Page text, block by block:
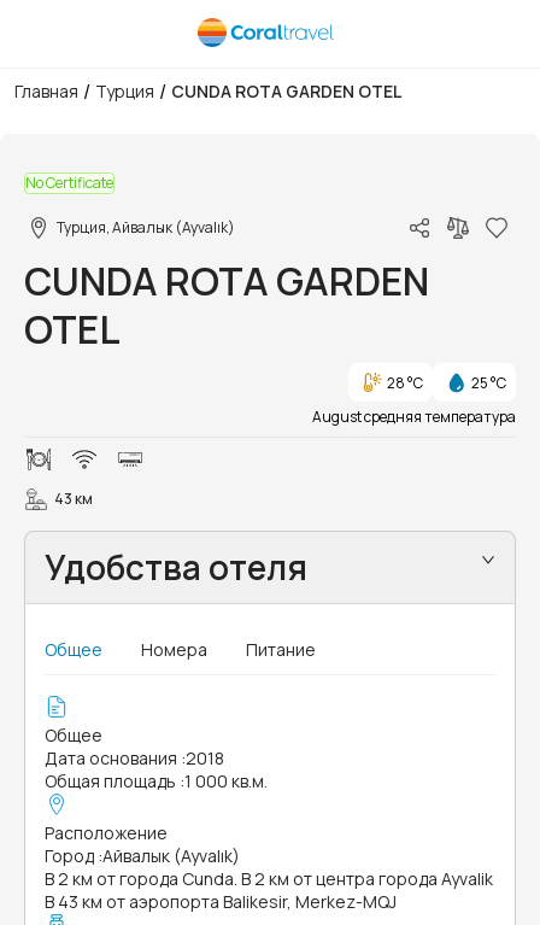
Главная / Турция / CUNDA ROTA GARDEN OTEL
No Certificate
Турция, Айвалык (Ayvalık)
CUNDA ROTA GARDEN
OTEL
28 °C
25 °C
August средняя температура
43 км
Удобства отеля
Общее Номера Питание
Общее
Дата основания :2018
Общая площадь :1 000 кв.м.
Расположение
Город :Айвалык (Ayvalık)
В 2 км от города Cunda. В 2 км от центра города Ayvalik
В 43 км от аэропорта Balikesir, Merkez-MQJ